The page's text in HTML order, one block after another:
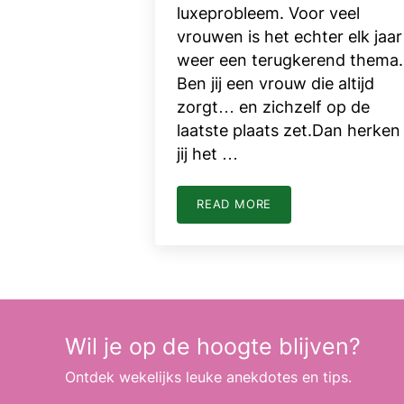
luxeprobleem. Voor veel
vrouwen is het echter elk jaar
weer een terugkerend thema.
Ben jij een vrouw die altijd
zorgt… en zichzelf op de
laatste plaats zet.Dan herken
jij het …
READ MOREONTSPANNEN VAKANTIE
Wil je op de hoogte blijven?
Ontdek wekelijks leuke anekdotes en tips.